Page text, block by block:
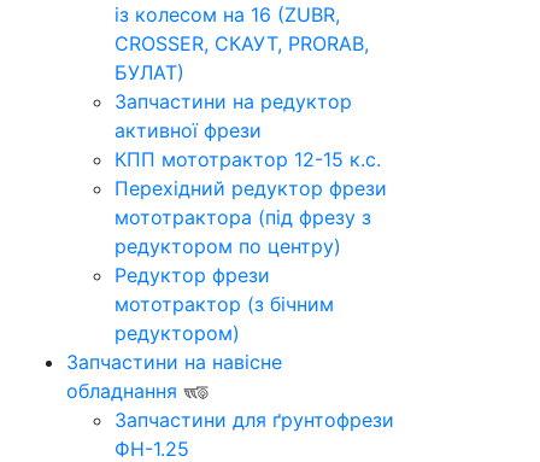
із колесом на 16 (ZUBR,
CROSSER, СКАУТ, PRORAB,
БУЛАТ)
Запчастини на редуктор
активної фрези
КПП мототрактор 12-15 к.с.
Перехідний редуктор фрези
мототрактора (під фрезу з
редуктором по центру)
Редуктор фрези
мототрактор (з бічним
редуктором)
Запчастини на навісне
обладнання
Запчастини для ґрунтофрези
ФН-1.25